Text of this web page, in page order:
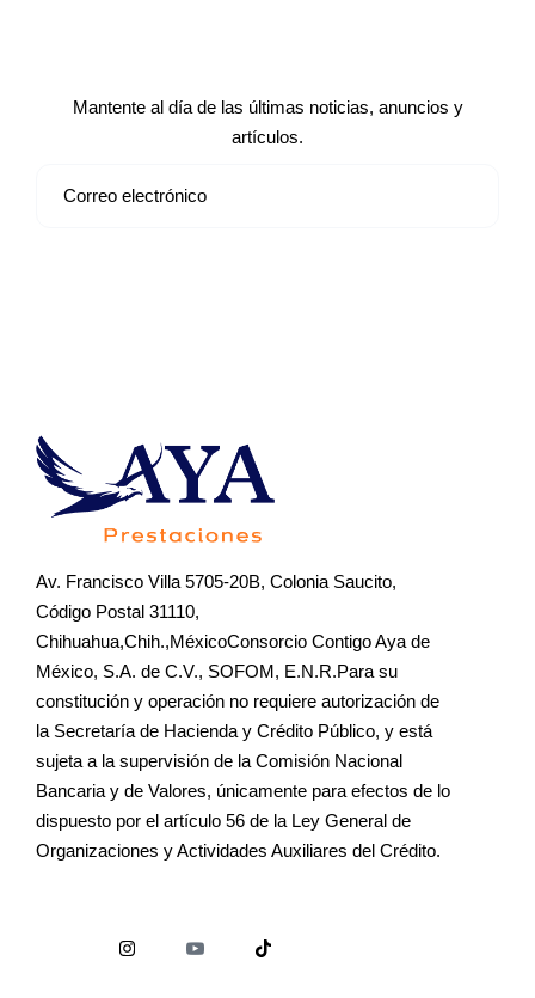
Mantente al día de las últimas noticias, anuncios y
artículos.
Av. Francisco Villa 5705-20B, Colonia Saucito,
Código Postal 31110,
Chihuahua,Chih.,MéxicoConsorcio Contigo Aya de
México, S.A. de C.V., SOFOM, E.N.R.Para su
constitución y operación no requiere autorización de
la Secretaría de Hacienda y Crédito Público, y está
sujeta a la supervisión de la Comisión Nacional
Bancaria y de Valores, únicamente para efectos de lo
dispuesto por el artículo 56 de la Ley General de
Organizaciones y Actividades Auxiliares del Crédito.